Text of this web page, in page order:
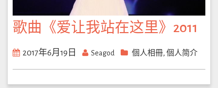
歌曲《爱让我站在这里》2011
2017年6月19日 Seagod 個人相冊, 個人简介